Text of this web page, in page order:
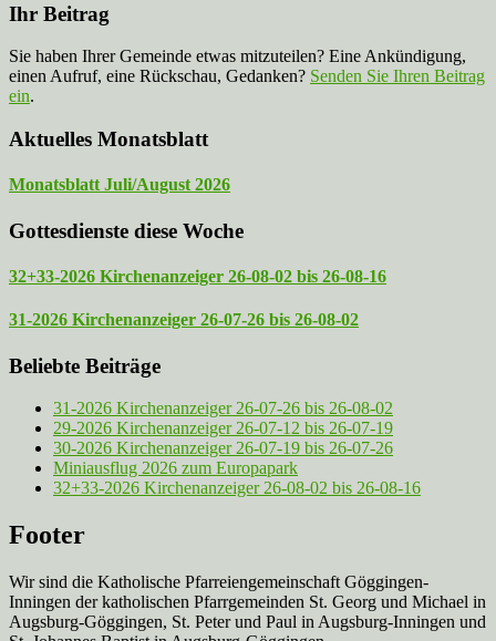
Ihr Beitrag
Sie haben Ihrer Gemeinde etwas mitzuteilen? Eine Ankündigung,
einen Aufruf, eine Rückschau, Gedanken? Senden Sie Ihren Beitrag
ein.
Aktuelles Monatsblatt
Monatsblatt Juli/August 2026
Gottesdienste diese Woche
32+33-2026 Kirchenanzeiger 26-08-02 bis 26-08-16
31-2026 Kirchenanzeiger 26-07-26 bis 26-08-02
Beliebte Beiträge
31-2026 Kirchenanzeiger 26-07-26 bis 26-08-02
29-2026 Kirchenanzeiger 26-07-12 bis 26-07-19
30-2026 Kirchenanzeiger 26-07-19 bis 26-07-26
Miniausflug 2026 zum Europapark
32+33-2026 Kirchenanzeiger 26-08-02 bis 26-08-16
Footer
Wir sind die Katholische Pfarreien­gemeinschaft Göggingen-
Inningen der katholischen Pfarrgemeinden St. Georg und Michael in
Augsburg-Göggingen, St. Peter und Paul in Augsburg-Inningen und